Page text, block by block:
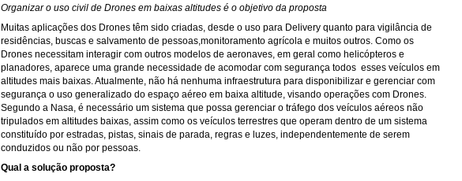
Organizar o uso civil de Drones em baixas altitudes é o objetivo da proposta
Muitas aplicações dos Drones têm sido criadas, desde o uso para Delivery quanto para vigilância de
residências, buscas e salvamento de pessoas,monitoramento agrícola e muitos outros. Como os
Drones necessitam interagir com outros modelos de aeronaves, em geral como helicópteros e
planadores, aparece uma grande necessidade de acomodar com segurança todos esses veículos em
altitudes mais baixas. Atualmente, não há nenhuma infraestrutura para disponibilizar e gerenciar com
segurança o uso generalizado do espaço aéreo em baixa altitude, visando operações com Drones.
Segundo a Nasa, é necessário um sistema que possa gerenciar o tráfego dos veículos aéreos não
tripulados em altitudes baixas, assim como os veículos terrestres que operam dentro de um sistema
constituído por estradas, pistas, sinais de parada, regras e luzes, independentemente de serem
conduzidos ou não por pessoas.
Qual a solução proposta?